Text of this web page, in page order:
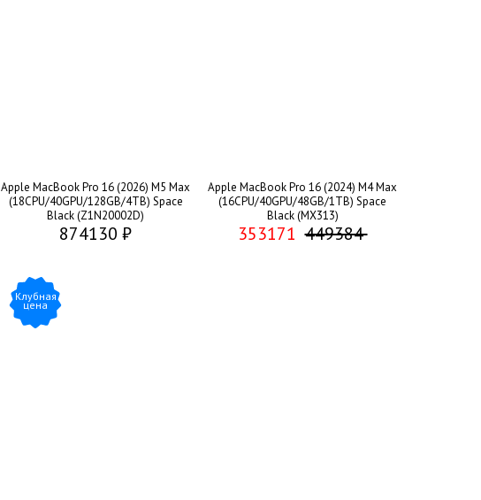
Apple MacBook Pro 16 (2026) M5 Max
(18CPU/40GPU/128GB/4TB) Space
Black (Z1N20002D)
874130 ₽
Apple MacBook Pro 16 (2024) M4 Max
(16CPU/40GPU/48GB/1TB) Space
Black (MX313)
353171 449384
Клубная
цена